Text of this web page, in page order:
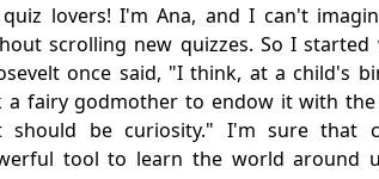
quiz lovers! I'm Ana, and I can't
scrolling new quizzes. So I
once said, "I think, at a child's
a fairy godmother to endow it with
should be curiosity." I'm sure that
tool to learn the world around